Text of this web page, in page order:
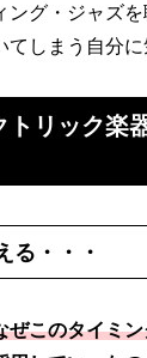
ング・ジャズ
しまう自分に
トリック楽
る・・・
ぜこのタイミ